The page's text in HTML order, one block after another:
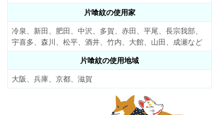
片喰紋の使用家
冷泉、新田、肥田、中沢、多賀、赤田、平尾、長宗我部、
宇喜多、森川、松平、酒井、竹内、大館、山田、成瀬など
片喰紋の使用地域
大阪、兵庫、京都、滋賀